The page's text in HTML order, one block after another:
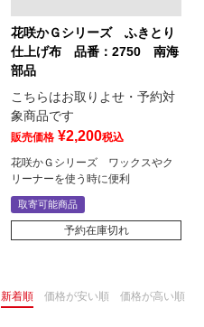
花咲かＧシリーズ ふきとり
仕上げ布 品番：2750 南海
部品
こちらはお取りよせ・予約対
象商品です
販売価格 ¥2,200税込
花咲かＧシリーズ ワックスやク
リーナーを使う時に便利
取寄可能商品
予約在庫切れ
新着順 価格が安い順 価格が高い順